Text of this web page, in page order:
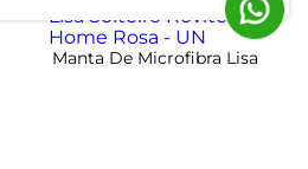
Manta De Microfibra Lisa